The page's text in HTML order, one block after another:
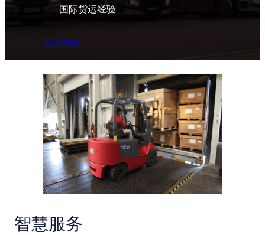
国际货运经验
立即询价
智慧服务